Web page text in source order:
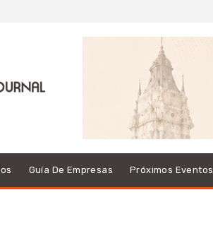
Guía De Empresas Próximos Eventos